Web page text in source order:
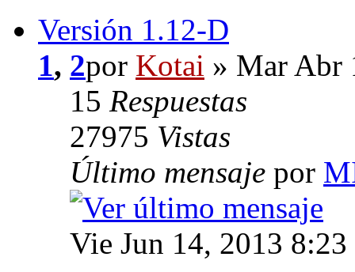
Versión 1.12-D
1, 2por Kotai » Mar Abr
15 Respuestas
27975 Vistas
Último mensaje por
Vie Jun 14, 2013 8:23